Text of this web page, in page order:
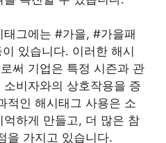
그에는 #가을, #가을패
있습니다. 이러한 해시
써 기업은 특정 시즌과 관
비자와의 상호작용을 증
적인 해시태그 사용은 소
하게 만들고, 더 많은 참
을 가지고 있습니다.